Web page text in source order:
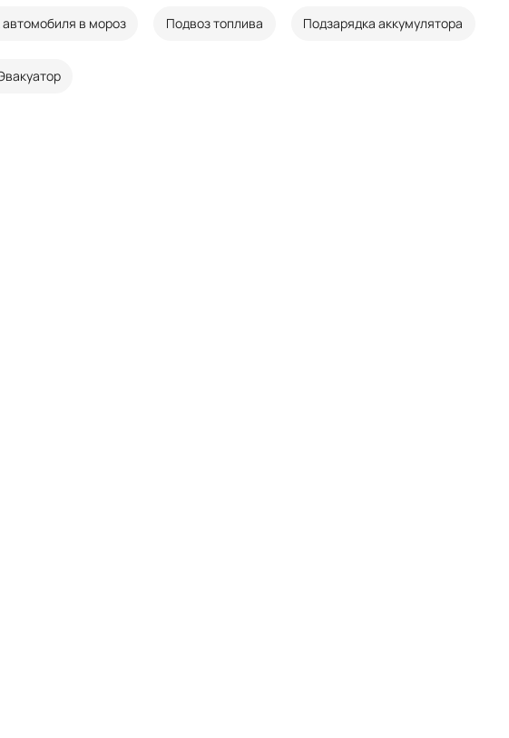
автомобиля в мороз Подвоз топлива Подзарядка аккумулятора